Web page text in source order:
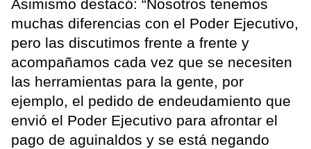
Asimismo destacó: “Nosotros tenemos
muchas diferencias con el Poder Ejecutivo,
pero las discutimos frente a frente y
acompañamos cada vez que se necesiten
las herramientas para la gente, por
ejemplo, el pedido de endeudamiento que
envió el Poder Ejecutivo para afrontar el
pago de aguinaldos y se está negando